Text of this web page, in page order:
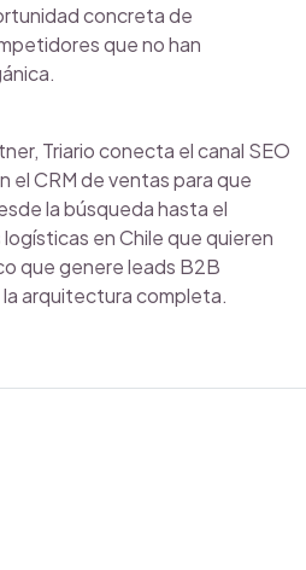
concreta de
que no han
Triario conecta el canal SEO
el CRM de ventas para que
la búsqueda hasta el
en Chile que quieren
que genere leads B2B
arquitectura completa.